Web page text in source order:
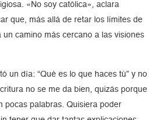
«No soy católica», aclara
que, más allá de retar los límites de
un camino más cercano a las visiones
un día: “Qué es lo que haces tú” y no
no se me da bien, quizás porque
pocas palabras. Quisiera poder